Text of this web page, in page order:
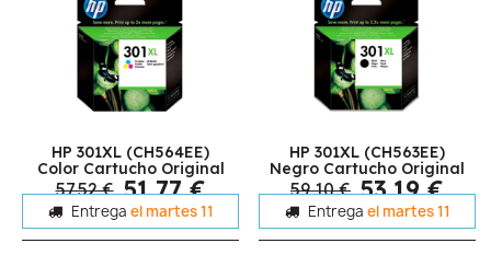
HP 301XL (CH564EE)
Color Cartucho Original
57,52 € 51,77 €
Entrega el martes 11
HP 301XL (CH563EE)
Negro Cartucho Original
59,10 € 53,19 €
Entrega el martes 11